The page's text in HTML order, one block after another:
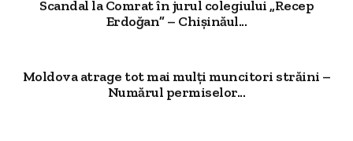
Scandal la Comrat în jurul colegiului „Recep
Erdoğan” – Chișinăul...
Moldova atrage tot mai mulți muncitori străini –
Numărul permiselor...